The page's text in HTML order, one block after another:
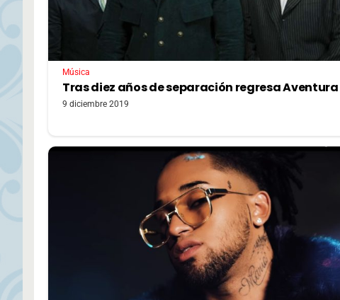
Música
Tras diez años de separación regresa Aventura
9 diciembre 2019